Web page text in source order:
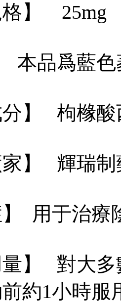
格】 25mg
本品爲藍
分】 枸橼
家】 輝瑞
】 用于治
量】 對大
約1小時服